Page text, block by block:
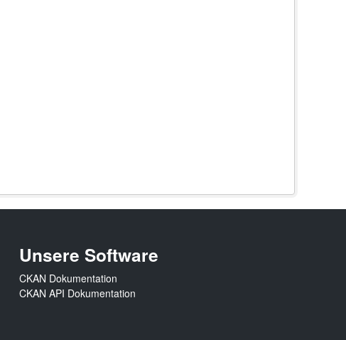
Unsere Software
CKAN Dokumentation
CKAN API Dokumentation